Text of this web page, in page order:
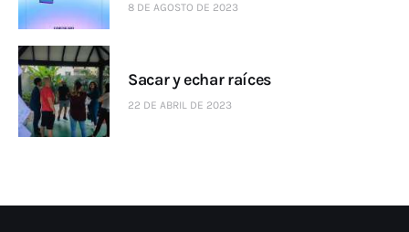
8 DE AGOSTO DE 2023
Sacar y echar raíces
22 DE ABRIL DE 2023